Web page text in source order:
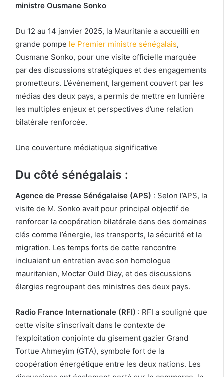
ministre Ousmane Sonko
Du 12 au 14 janvier 2025, la Mauritanie a accueilli en
grande pompe le Premier ministre sénégalais,
Ousmane Sonko, pour une visite officielle marquée
par des discussions stratégiques et des engagements
prometteurs. L’événement, largement couvert par les
médias des deux pays, a permis de mettre en lumière
les multiples enjeux et perspectives d’une relation
bilatérale renforcée.
Une couverture médiatique significative
Du côté sénégalais :
Agence de Presse Sénégalaise (APS) : Selon l’APS, la
visite de M. Sonko avait pour principal objectif de
renforcer la coopération bilatérale dans des domaines
clés comme l’énergie, les transports, la sécurité et la
migration. Les temps forts de cette rencontre
incluaient un entretien avec son homologue
mauritanien, Moctar Ould Diay, et des discussions
élargies regroupant des ministres des deux pays.
Radio France Internationale (RFI) : RFI a souligné que
cette visite s’inscrivait dans le contexte de
l’exploitation conjointe du gisement gazier Grand
Tortue Ahmeyim (GTA), symbole fort de la
coopération énergétique entre les deux nations. Les